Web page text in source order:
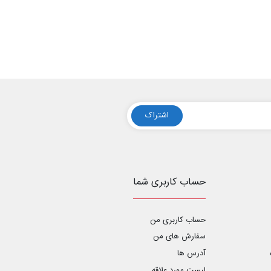
اشتراک
حساب کاربری شما
حساب کاربری من
سفارش های من‎
آدرس ها